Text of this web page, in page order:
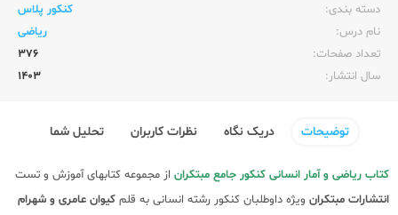
دسته بندی:
کنکور پلاس
نام درس:
ریاضی
تعداد صفحات:‌
376
سال انتشار:‌
1403
توضیحات دریک نگاه نظرات کاربران تحلیل شما
کتاب ریاضی و آمار انسانی کنکور جامع مبتکران از مجموعه کتابهای آموزش و تست
انتشارات مبتکران ویژه داوطلبان کنکور رشته انسانی به قلم کیوان عامری و شهرام